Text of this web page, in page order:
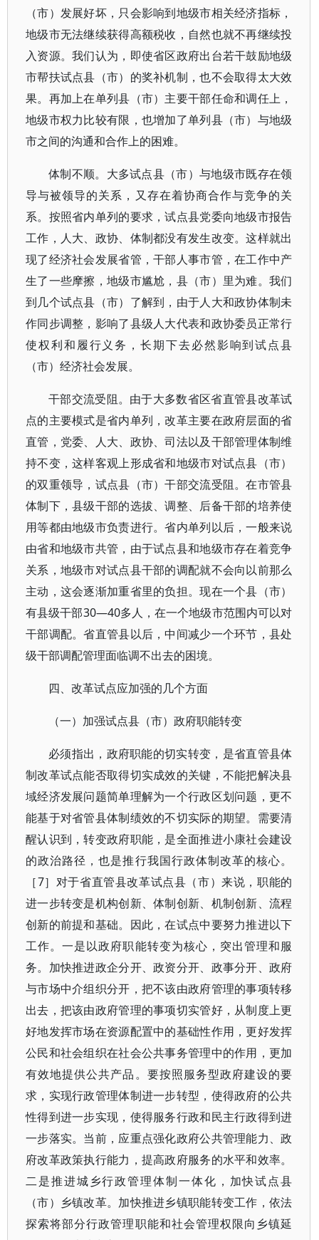
（市）发展好坏，只会影响到地级市相关经济指标，
地级市无法继续获得高额税收，自然也就不再继续投
入资源。我们认为，即使省区政府出台若干鼓励地级
市帮扶试点县（市）的奖补机制，也不会取得太大效
果。再加上在单列县（市）主要干部任命和调任上，
地级市权力比较有限，也增加了单列县（市）与地级
市之间的沟通和合作上的困难。
体制不顺。大多试点县（市）与地级市既存在领
导与被领导的关系，又存在着协商合作与竞争的关
系。按照省内单列的要求，试点县党委向地级市报告
工作，人大、政协、体制都没有发生改变。这样就出
现了经济社会发展省管，干部人事市管，在工作中产
生了一些摩擦，地级市尴尬，县（市）里为难。我们
到几个试点县（市）了解到，由于人大和政协体制未
作同步调整，影响了县级人大代表和政协委员正常行
使权利和履行义务，长期下去必然影响到试点县
（市）经济社会发展。
干部交流受阻。由于大多数省区省直管县改革试
点的主要模式是省内单列，改革主要在政府层面的省
直管，党委、人大、政协、司法以及干部管理体制维
持不变，这样客观上形成省和地级市对试点县（市）
的双重领导，试点县（市）干部交流受阻。在市管县
体制下，县级干部的选拔、调整、后备干部的培养使
用等都由地级市负责进行。省内单列以后，一般来说
由省和地级市共管，由于试点县和地级市存在着竞争
关系，地级市对试点县干部的调配就不会向以前那么
主动，这会逐渐加重省里的负担。现在一个县（市）
有县级干部30—40多人，在一个地级市范围内可以对
干部调配。省直管县以后，中间减少一个环节，县处
级干部调配管理面临调不出去的困境。
四、改革试点应加强的几个方面
（一）加强试点县（市）政府职能转变
必须指出，政府职能的切实转变，是省直管县体
制改革试点能否取得切实成效的关键，不能把解决县
域经济发展问题简单理解为一个行政区划问题，更不
能基于对省管县体制绩效的不切实际的期望。需要清
醒认识到，转变政府职能，是全面推进小康社会建设
的政治路径，也是推行我国行政体制改革的核心。
［7］对于省直管县改革试点县（市）来说，职能的
进一步转变是机构创新、体制创新、机制创新、流程
创新的前提和基础。因此，在试点中要努力推进以下
工作。一是以政府职能转变为核心，突出管理和服
务。加快推进政企分开、政资分开、政事分开、政府
与市场中介组织分开，把不该由政府管理的事项转移
出去，把该由政府管理的事项切实管好，从制度上更
好地发挥市场在资源配置中的基础性作用，更好发挥
公民和社会组织在社会公共事务管理中的作用，更加
有效地提供公共产品。要按照服务型政府建设的要
求，实现行政管理体制进一步转型，使得政府的公共
性得到进一步实现，使得服务行政和民主行政得到进
一步落实。当前，应重点强化政府公共管理能力、政
府改革政策执行能力，提高政府服务的水平和效率。
二是推进城乡行政管理体制一体化，加快试点县
（市）乡镇改革。加快推进乡镇职能转变工作，依法
探索将部分行政管理职能和社会管理权限向乡镇延